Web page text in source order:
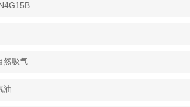
然吸气
油